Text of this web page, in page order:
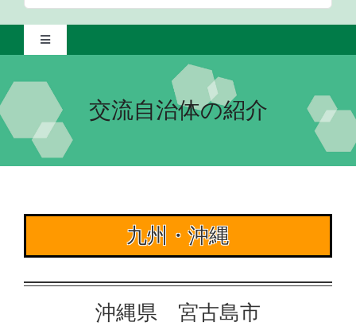
…
Toggle
Navigation
Home-2025-
会場案内
出店団体の紹介
交流自治体の紹介
九州・沖縄
沖縄県 宮古島市